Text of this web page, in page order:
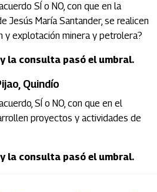
SÍ o NO, con que en la
Jesús María Santander, se realicen
y explotación minera y petrolera?
la consulta pasó el umbral.
Quindío
SÍ o NO, con que en el
proyectos y actividades de
la consulta pasó el umbral.